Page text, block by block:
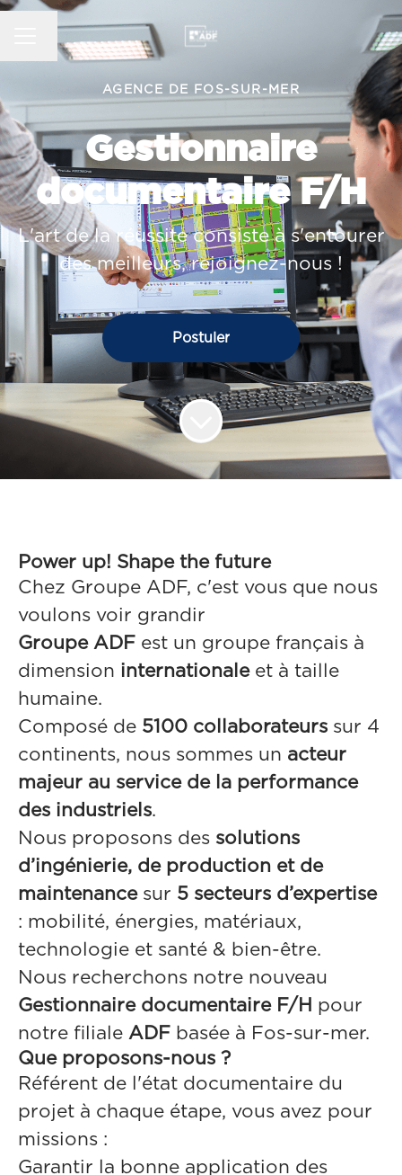
MENU CARRIÈRE
Changer la langue
AGENCE DE FOS-SUR-MER
Gestionnaire
documentaire F/H
L'art de la réussite consiste à s'entourer
des meilleurs, rejoignez-nous !
Postuler
Power up! Shape the future
Chez Groupe ADF, c'est vous que nous
voulons voir grandir
Groupe ADF est un groupe français à
dimension internationale et à taille
humaine.
Composé de 5100 collaborateurs sur 4
continents, nous sommes un acteur
majeur au service de la performance
des industriels.
Nous proposons des solutions
d’ingénierie, de production et de
maintenancesur 5 secteurs d’expertise
: mobilité, énergies, matériaux,
technologie et santé & bien-être.
Nous recherchons notre nouveau
Gestionnaire documentaire F/H pour
notre filiale ADF basée à Fos-sur-mer.
Que proposons-nous ?
Référent de l'état documentaire du
projet à chaque étape, vous avez pour
missions :
Garantir la bonne application des